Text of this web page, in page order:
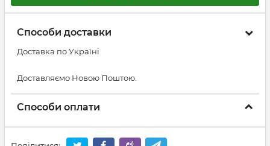
Способи доставки
Доставка по Україні
Доставляємо Новою Поштою.
Способи оплати